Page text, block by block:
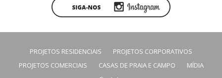
PROJETOS RESIDENCIAIS
PROJETOS CORPORATIVOS
PROJETOS COMERCIAIS
CASAS DE PRAIA E CAMPO
MÍDIA